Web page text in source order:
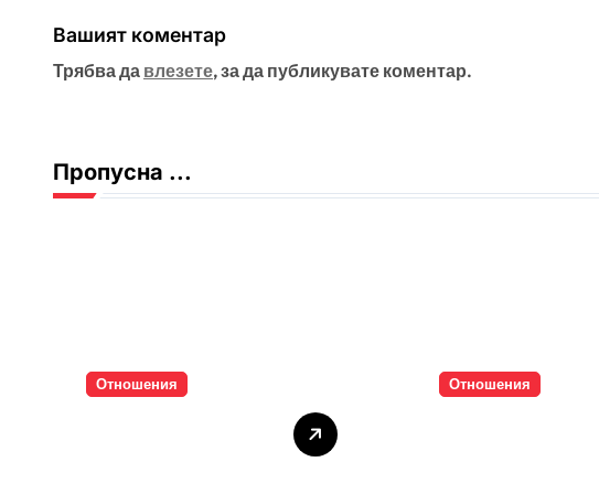
Вашият коментар
Трябва да влезете, за да публикувате коментар.
Пропусна ...
Отношения Отношения